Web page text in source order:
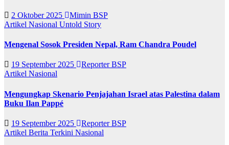
2 Oktober 2025
Mimin BSP
Artikel Nasional Untold Story
Mengenal Sosok Presiden Nepal, Ram Chandra Poudel
19 September 2025
Reporter BSP
Artikel Nasional
Mengungkap Skenario Penjajahan Israel atas Palestina dalam
Buku Ilan Pappé
19 September 2025
Reporter BSP
Artikel Berita Terkini Nasional